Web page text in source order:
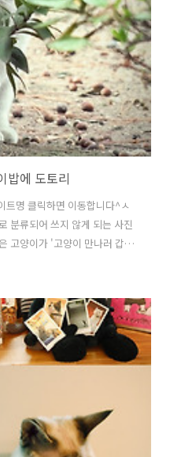
밥에 도토리
트명 클릭하면 이동합니다^ㅅ
분류되어 쓰지 않게 되는 사진
고양이가 '고양이 만나러 갑니
사진은 개밥의 도토리처럼
개 사진을 추가해서 '일본 고양
로 떼어놓고 보니 또 그런대
채이는 저 도토리들처럼 쓸모
찾으면 예뻐 보일 수 있구나, 버
모없는 것이 없구나. 고양..